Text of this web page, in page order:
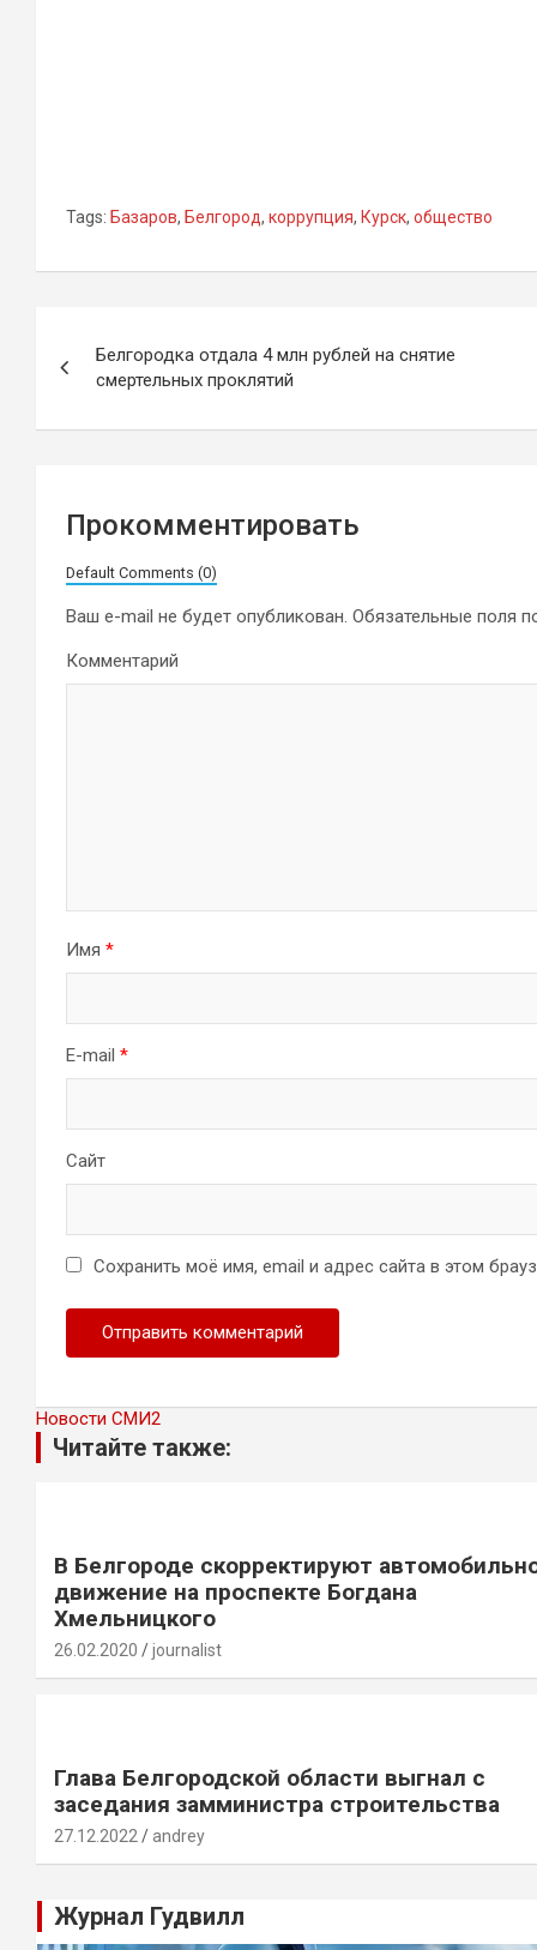
Tags: Базаров, Белгород, коррупция, Курск, общество
по
записям
Белгородка отдала 4 млн рублей на снятие
смертельных проклятий
Прокомментировать
Default Comments (0)
Ваш e-mail не будет опубликован. Обязательные поля
Комментарий
Имя *
E-mail *
Сайт
Сохранить моё имя, email и адрес сайта в этом
Новости СМИ2
Читайте также:
В Белгороде скорректируют
движение на проспекте Богдана
Хмельницкого
26.02.2020 journalist
Глава Белгородской области выгнал с
заседания замминистра строительства
27.12.2022 andrey
Журнал Гудвилл